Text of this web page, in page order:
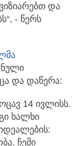
და
- წერს
და დაწერა:
14 ივლისს.
ხალხი
ჩემი